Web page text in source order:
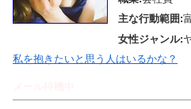
主な行動範囲:
女性ジャンル:
私を抱きたいと思う人はいるかな？